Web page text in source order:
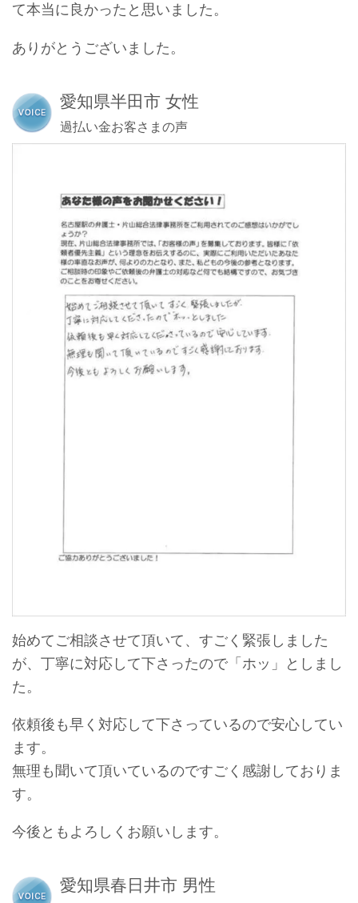
て本当に良かったと思いました。
ありがとうございました。
愛知県半田市 女性
過払い金お客さまの声
始めてご相談させて頂いて、すごく緊張しました
が、丁寧に対応して下さったので「ホッ」としまし
た。
依頼後も早く対応して下さっているので安心してい
ます。
無理も聞いて頂いているのですごく感謝しておりま
す。
今後ともよろしくお願いします。
愛知県春日井市 男性